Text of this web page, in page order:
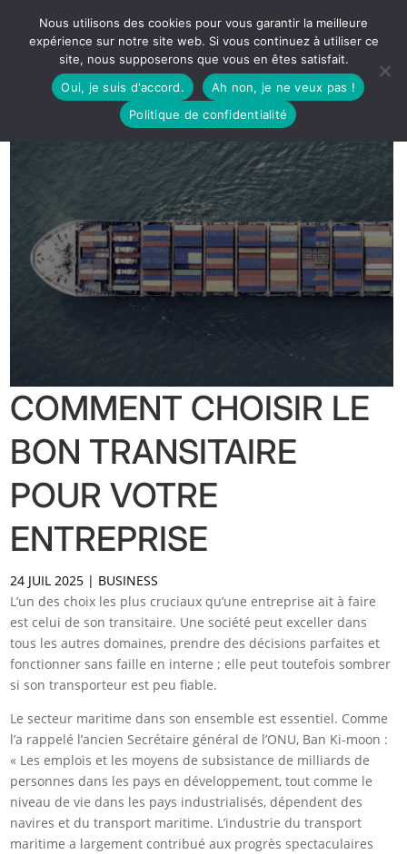
COMMENT CHOISIR LE
BON TRANSITAIRE
POUR VOTRE
ENTREPRISE
24 JUIL 2025 | BUSINESS
L’un des choix les plus cruciaux qu’une entreprise ait à faire
est celui de son transitaire. Une société peut exceller dans
tous les autres domaines, prendre des décisions parfaites et
fonctionner sans faille en interne ; elle peut toutefois sombrer
si son transporteur est peu fiable.
Le secteur maritime dans son ensemble est essentiel. Comme
l’a rappelé l’ancien Secrétaire général de l’ONU, Ban Ki-moon :
« Les emplois et les moyens de subsistance de milliards de
personnes dans les pays en développement, tout comme le
niveau de vie dans les pays industrialisés, dépendent des
navires et du transport maritime. L’industrie du transport
maritime a largement contribué aux progrès spectaculaires
Nous utilisons des cookies pour vous garantir la meilleure
expérience sur notre site web. Si vous continuez à utiliser ce
site, nous supposerons que vous en êtes satisfait.
Oui, je suis d'accord.
Ah non, je ne veux pas !
Politique de confidentialité